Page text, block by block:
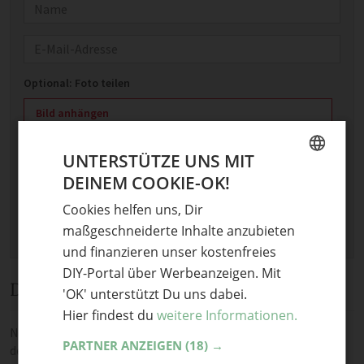
Optional: Foto teilen
Bild anhängen
Maximale Dateigröße: 8 MB.
Bild
Diskussion
deine Meinung.
UNTERSTÜTZE UNS MIT
DEINEM COOKIE-OK!
Cookies helfen uns, Dir
maßgeschneiderte Inhalte anzubieten
und finanzieren unser kostenfreies
DIY-Portal über Werbeanzeigen. Mit
'OK' unterstützt Du uns dabei.
Hier findest du weitere Informationen.
PARTNER ANZEIGEN (18) →